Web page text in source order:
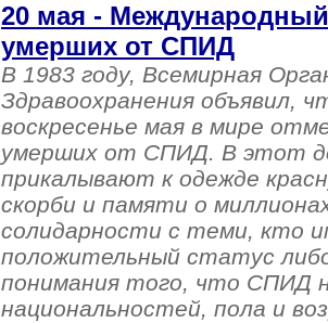
20 мая -
умерших от СПИД
В 1983 году, Всемирная
Здравоохранения объявил,
воскресенье мая в мире
умерших от СПИД. В этот
прикалывают к одежде
скорби и памяти о
солидарности с теми, кто
положительный статус
понимания того, что СПИД
национальностей, пола и